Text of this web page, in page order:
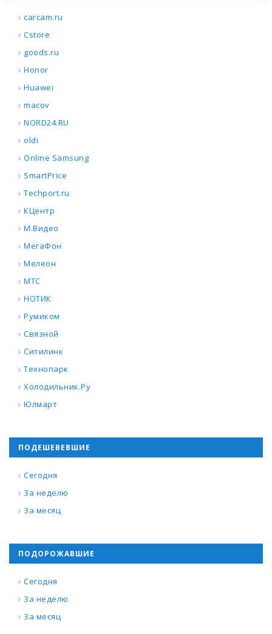
carcam.ru
Cstore
goods.ru
Honor
Huawei
macov
NORD24.RU
oldi
Online Samsung
SmartPrice
Techport.ru
КЦентр
М.Видео
МегаФон
Мелеон
МТС
НОТИК
Румиком
Связной
Ситилинк
Технопарк
Холодильник.Ру
Юлмарт
ПОДЕШЕВЕВШИЕ
Сегодня
За неделю
За месяц
ПОДОРОЖАВШИЕ
Сегодня
За неделю
За месяц